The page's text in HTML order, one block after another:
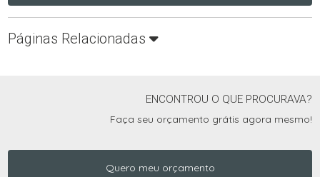
Páginas Relacionadas
ENCONTROU O QUE PROCURAVA?
Faça seu orçamento grátis agora mesmo!
Quero meu orçamento